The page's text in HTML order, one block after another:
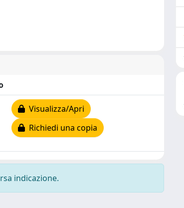
Visualizza/Apri
Richiedi una copia
indicazione.